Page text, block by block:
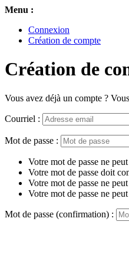
Menu :
Connexion
Création de compte
Création de
Vous avez déjà un compte ?
Courriel :
Mot de passe :
Votre mot de passe ne
Votre mot de passe doit
Votre mot de passe ne
Votre mot de passe ne
Mot de passe (confirmation) :